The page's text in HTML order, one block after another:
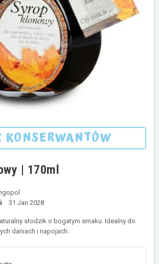
KONSERWANTÓW
| 170ml
31 Jan 2028
słodzik o bogatym smaku. Idealny do
daniach i napojach.